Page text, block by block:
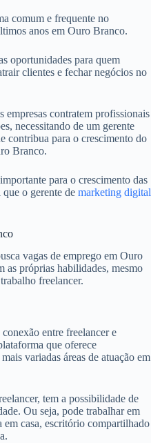
comum e frequente no
anos em Ouro Branco.
oportunidades para quem
clientes e fechar negócios no
empresas contratem profissionais
necessitando de um gerente
contribua para o crescimento do
Branco.
para o crescimento das
o gerente de marketing digital
vagas de emprego em Ouro
as próprias habilidades, mesmo
freelancer.
entre freelancer e
que oferece
variadas áreas de atuação em
tem a possibilidade de
Ou seja, pode trabalhar em
casa, escritório compartilhado